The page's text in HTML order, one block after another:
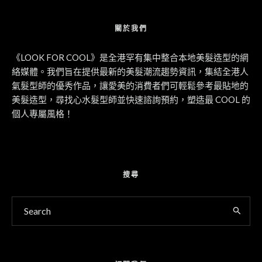
關於我們
《LOOK FOR COOL》是全港罕有集中整合本地美髮造型的網
絡媒體。我們旨在提供最新的美髮潮流趨勢資訊，集結全港人
氣髮型師的優秀作品，讓愛美的消費者們可輕鬆參考最貼地的
美髮造型，尋找心水髮型師並快速諮詢預約，塑造最 COOL 的
個人專屬風格！
搜尋